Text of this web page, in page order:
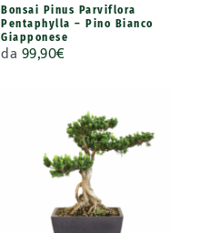
Bonsai Pinus Parviflora
Pentaphylla – Pino Bianco
Giapponese
da 99,90€